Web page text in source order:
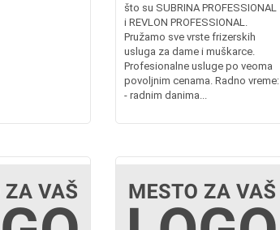
što su SUBRINA PROFESSIONAL
i REVLON PROFESSIONAL.
Pružamo sve vrste frizerskih
usluga za dame i muškarce.
Profesionalne usluge po veoma
povoljnim cenama. Radno vreme:
- radnim danima...